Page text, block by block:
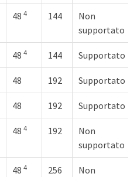
48 4 144
Non
supportato
48 4 144 Supportato
48 192 Supportato
48 192 Supportato
48 4 192
Non
supportato
48 4 256
Non